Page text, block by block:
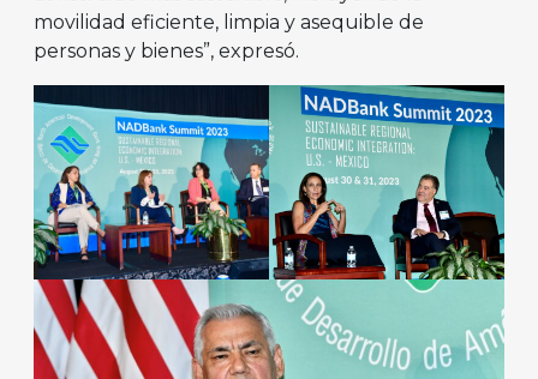
movilidad eficiente, limpia y asequible de
personas y bienes”, expresó.